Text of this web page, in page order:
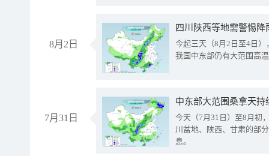
8月2日
今起三天（8月2日至4日
我国中东部仍有大范围高
7月31日
中东部大范围桑拿天
今天（7月31日）至8月初
川盆地、陕西、甘肃的部
息。